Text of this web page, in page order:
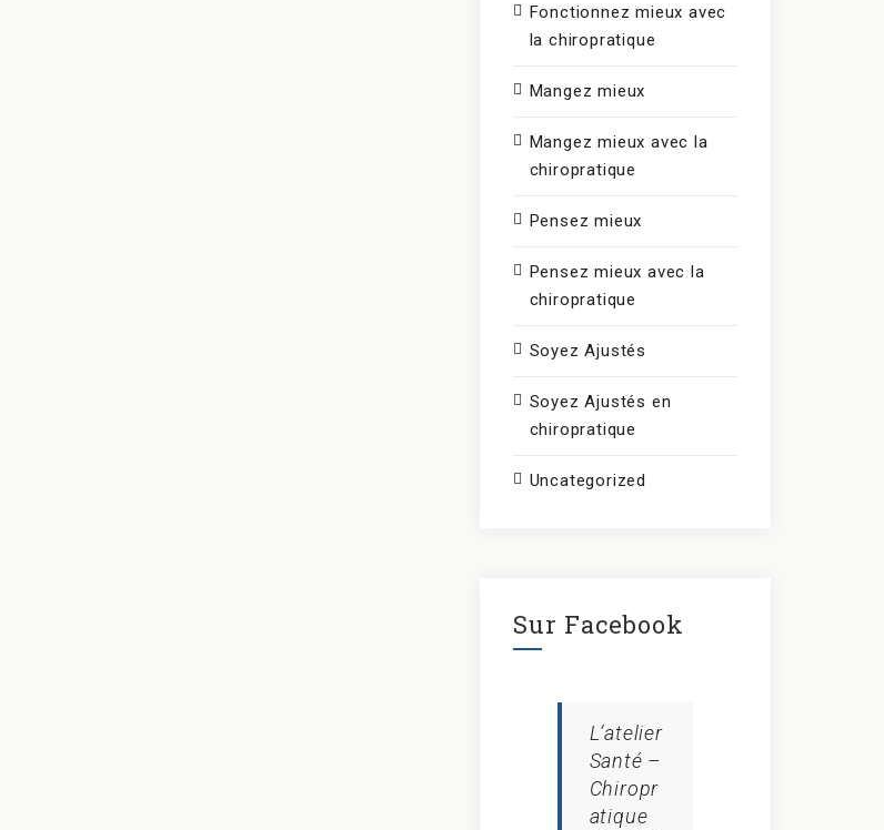
Fonctionnez mieux avec
la chiropratique
Mangez mieux
Mangez mieux avec la
chiropratique
Pensez mieux
Pensez mieux avec la
chiropratique
Soyez Ajustés
Soyez Ajustés en
chiropratique
Uncategorized
Sur Facebook
L’atelier
Santé –
Chiropr
atique